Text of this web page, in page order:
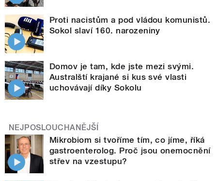
Proti nacistům a pod vládou komunistů.
Sokol slaví 160. narozeniny
Domov je tam, kde jste mezi svými.
Australští krajané si kus své vlasti
uchovávají díky Sokolu
NEJPOSLOUCHANĚJŠÍ
Mikrobiom si tvoříme tím, co jíme, říká
gastroenterolog. Proč jsou onemocnění
střev na vzestupu?